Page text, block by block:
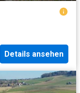
Details ansehen